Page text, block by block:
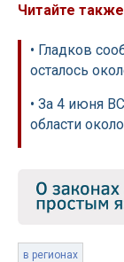
Читайте
• Гладков
осталось
• За 4 июня
области
в регионах